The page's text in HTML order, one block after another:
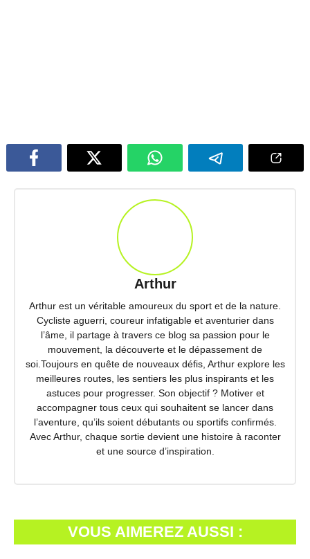
Arthur
Arthur est un véritable amoureux du sport et de la nature.
Cycliste aguerri, coureur infatigable et aventurier dans
l’âme, il partage à travers ce blog sa passion pour le
mouvement, la découverte et le dépassement de
soi.Toujours en quête de nouveaux défis, Arthur explore les
meilleures routes, les sentiers les plus inspirants et les
astuces pour progresser. Son objectif ? Motiver et
accompagner tous ceux qui souhaitent se lancer dans
l’aventure, qu’ils soient débutants ou sportifs confirmés.
Avec Arthur, chaque sortie devient une histoire à raconter
et une source d’inspiration.
VOUS AIMEREZ AUSSI :